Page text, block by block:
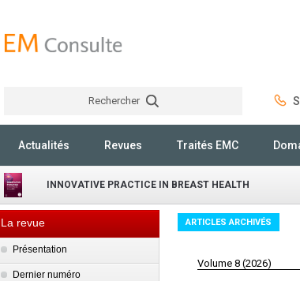
Rechercher
Actualités Revues Traités EMC
INNOVATIVE PRACTICE IN BREAST HEALTH
La revue
Présentation
Dernier numéro
ARTICLES ARCHIVÉS
Volume 8 (2026)